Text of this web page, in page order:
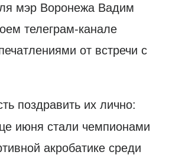
мэр Воронежа Вадим
телеграм-канале
от встречи с
поздравить их лично:
июня стали чемпионами
акробатике среди